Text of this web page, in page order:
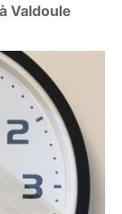
Valdoule